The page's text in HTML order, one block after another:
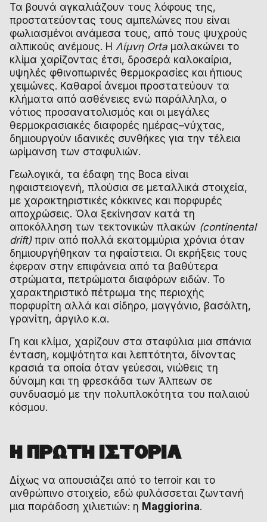
Τα βουνά αγκαλιάζουν τους λόφους της,
προστατεύοντας τους αμπελώνες που είναι
φωλιασμένοι ανάμεσα τους, από τους ψυχρούς
αλπικούς ανέμους. Η Λίμνη Orta μαλακώνει το
κλίμα χαρίζοντας έτσι, δροσερά καλοκαίρια,
υψηλές φθινοπωρινές θερμοκρασίες και ήπιους
χειμώνες. Καθαροί άνεμοι προστατεύουν τα
κλήματα από ασθένειες ενώ παράλληλα, ο
νότιος προσανατολισμός και οι μεγάλες
θερμοκρασιακές διαφορές ημέρας–νύχτας,
δημιουργούν ιδανικές συνθήκες για την τέλεια
ωρίμανση των σταφυλιών.
Γεωλογικά, τα έδαφη της Boca είναι
ηφαιστειογενή, πλούσια σε μεταλλικά στοιχεία,
με χαρακτηριστικές κόκκινες και πορφυρές
αποχρώσεις. Όλα ξεκίνησαν κατά τη
αποκόλληση των τεκτονικών πλακών (continental
drift) πριν από πολλά εκατομμύρια χρόνια όταν
δημιουργήθηκαν τα ηφαίστεια. Οι εκρήξεις τους
έφεραν στην επιφάνεια από τα βαθύτερα
στρώματα, πετρώματα διαφόρων ειδών. Το
χαρακτηριστικό πέτρωμα της περιοχής
πορφυρίτη αλλά και σίδηρο, μαγγάνιο, βασάλτη,
γρανίτη, άργιλο κ.α.
Γη και κλίμα, χαρίζουν στα σταφύλια μια σπάνια
ένταση, κομψότητα και λεπτότητα, δίνοντας
κρασιά τα οποία όταν γεύεσαι, νιώθεις τη
δύναμη και τη φρεσκάδα των Άλπεων σε
συνδυασμό με την πολυπλοκότητα του παλαιού
κόσμου.
Η ΠΡΩΤΗ ΙΣΤΟΡΙΑ
Δίχως να απουσιάζει από το terroir και το
ανθρώπινο στοιχείο, εδώ φυλάσσεται ζωντανή
μια παράδοση χιλιετιών: η Maggiorina.